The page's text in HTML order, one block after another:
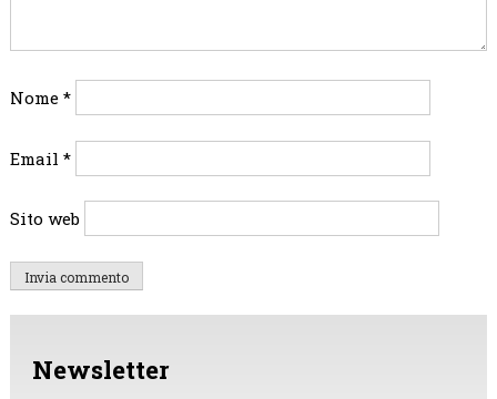
Nome *
Email *
Sito web
Newsletter